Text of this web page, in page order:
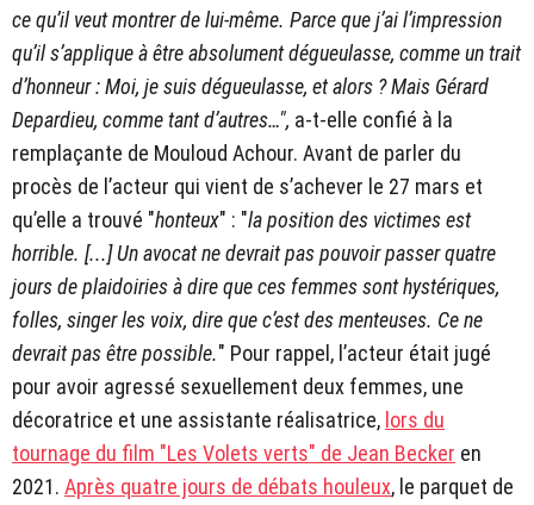
ce qu’il veut montrer de lui-même. Parce que j’ai l’impression
qu’il s’applique à être absolument dégueulasse, comme un trait
d’honneur : Moi, je suis dégueulasse, et alors ? Mais Gérard
Depardieu, comme tant d’autres…", a-t-elle confié à la
remplaçante de Mouloud Achour. Avant de parler du
procès de l’acteur qui vient de s’achever le 27 mars et
qu’elle a trouvé "honteux" : "la position des victimes est
horrible. [...] Un avocat ne devrait pas pouvoir passer quatre
jours de plaidoiries à dire que ces femmes sont hystériques,
folles, singer les voix, dire que c’est des menteuses. Ce ne
devrait pas être possible." Pour rappel, l’acteur était jugé
pour avoir agressé sexuellement deux femmes, une
décoratrice et une assistante réalisatrice, lors du
tournage du film "Les Volets verts" de Jean Becker en
2021. Après quatre jours de débats houleux, le parquet de